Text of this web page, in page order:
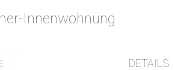
Innenwohnung
DETAILS